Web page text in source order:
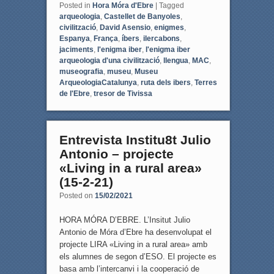
Posted in Hora Móra d'Ebre | Tagged
arqueologia Castellet de Banyoles
civilització, David Asensio, enigmes
Espanya França íbers ilercabons
jaciments l'enigma iber, l'enigma iber
arqueologia d'una civilització, llengua MAC
museografia museu, Museu
ArqueologiaCatalunya ruta dels ibers Terres
de l'Ebre, tresor de Tivissa
Entrevista Institu8t Julio
Antonio – projecte
«Living in a rural area»
(15-2-21)
Posted on 15/02/2021
HORA MÓRA D’EBRE. L’Insitut Julio
Antonio de Móra d’Ebre ha desenvolupat el
projecte LIRA «Living in a rural area» amb
els alumnes de segon d’ESO. El projecte es
basa amb l’intercanvi i la cooperació de